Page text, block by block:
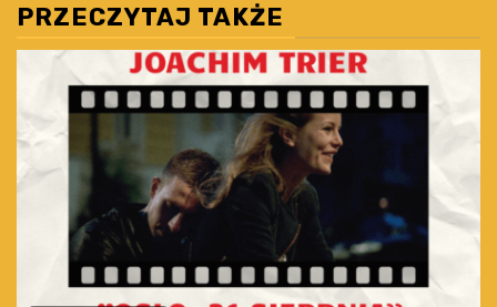
PRZECZYTAJ TAKŻE